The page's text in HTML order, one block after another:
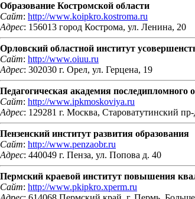
Образование Костромской области
Сайт: http://www.koipkro.kostroma.ru
Адрес: 156013 город Кострома, ул. Ленина, 20
Орловский областной институт
Сайт: http://www.oiuu.ru
Адрес: 302030 г. Орел, ул. Герцена, 19
Педагогическая академия последипломного
Сайт: http://www.ipkmoskoviya.ru
Адрес: 129281 г. Москва, Староватутинский
Пензенский институт развития образования
Сайт: http://www.penzaobr.ru
Адрес: 440049 г. Пенза, ул. Попова д. 40
Пермский краевой институт повышения
Сайт: http://www.pkipkro.xperm.ru